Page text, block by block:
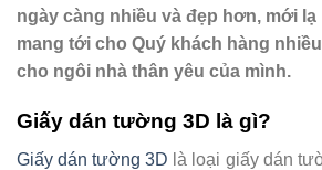
ngày càng nhiều và đẹp hơn, mới
mang tới cho Quý khách hàng
cho ngôi nhà thân yêu của mình.
Giấy dán tường 3D là gì?
Giấy dán tường 3D là loại giấy dán